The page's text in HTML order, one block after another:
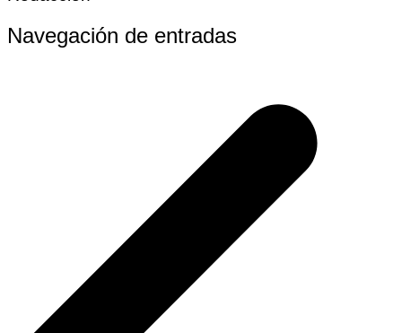
Navegación de entradas